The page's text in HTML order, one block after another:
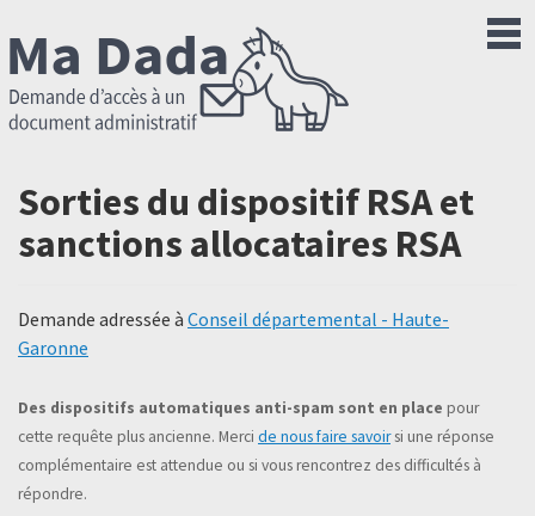
Sorties du dispositif RSA et
sanctions allocataires RSA
Demande adressée à Conseil départemental - Haute-
Garonne
Des dispositifs automatiques anti-spam sont en place pour
cette requête plus ancienne. Merci de nous faire savoirsi une réponse
complémentaire est attendue ou si vous rencontrez des difficultés à
répondre.